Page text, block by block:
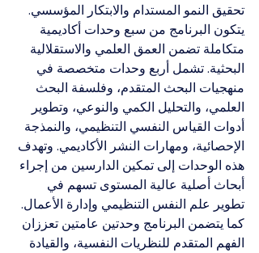
تحقيق النمو المستدام والابتكار المؤسسي.
يتكون البرنامج من سبع وحدات أكاديمية
متكاملة تضمن العمق العلمي والاستقلالية
البحثية. تشمل أربع وحدات متخصصة في
منهجيات البحث المتقدم، وفلسفة البحث
العلمي، والتحليل الكمي والنوعي، وتطوير
أدوات القياس النفسي التنظيمي، والنمذجة
الإحصائية، ومهارات النشر الأكاديمي. وتهدف
هذه الوحدات إلى تمكين الدارسين من إجراء
أبحاث أصلية عالية المستوى تسهم في
تطوير علم النفس التنظيمي وإدارة الأعمال.
كما يتضمن البرنامج وحدتين عامتين تعززان
الفهم المتقدم للنظريات النفسية، والقيادة